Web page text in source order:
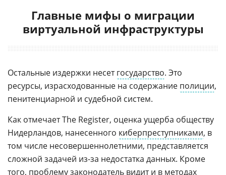
Главные мифы о миграции
виртуальной инфраструктуры
Остальные издержки несетгосударство. Это
ресурсы, израсходованные на содержание полиции,
пенитенциарной и судебной систем.
Как отмечает The Register, оценка ущерба обществу
Нидерландов, нанесенного киберпреступниками, в
том числе несовершеннолетними, представляется
сложной задачей из-за недостатка данных. Кроме
того, проблему законодатель видит и в методах